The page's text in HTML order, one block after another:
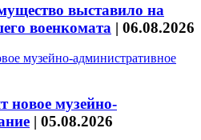
выставило на
военкомата | 06.08.2026
новое музейно-
| 05.08.2026